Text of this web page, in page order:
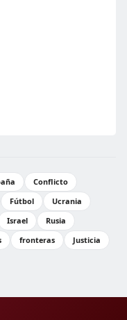
Conflicto
Fútbol
Ucrania
Israel
Rusia
fronteras
Justicia